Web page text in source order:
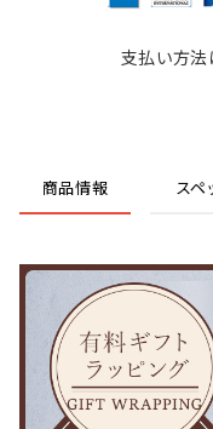
支払い方法
商品情報 スペ